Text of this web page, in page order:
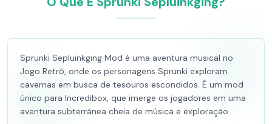
Sprunki Sepluinkging Mod é uma aventura musical no
Jogo Retrô, onde os personagens Sprunki exploram
cavernas em busca de tesouros escondidos. É um mod
único para Incredibox, que imerge os jogadores em uma
aventura subterrânea cheia de música e exploração.